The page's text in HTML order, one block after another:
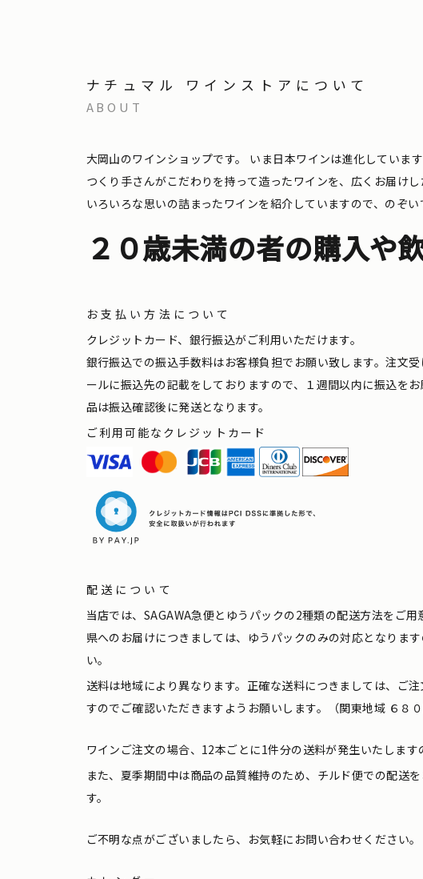
ナチュマル ワインストアについて
ABOUT
大岡山のワインショップです。
いま日本ワインは進化していま
つくり手さんがこだわりを持って造ったワインを、広くお届け
いろいろな思いの詰まったワインを紹介していますので、のぞい
２０歳未満の者の購入や
お支払い方法について
クレジットカード、銀行振込がご利用いただけます。
銀行振込での振込手数料はお客様負担でお願い致します。注文
ールに振込先の記載をしておりますので、１週間以内に振込を
品は振込確認後に発送となります。
ご利用可能なクレジットカード
配送について
当店では、SAGAWA急便とゆうパックの2種類の配送方法をご
県へのお届けにつきましては、ゆうパックのみの対応となりま
い。
送料は地域により異なります。正確な送料につきましては、ご
すのでご確認いただきますようお願いします。（関東地域 ６８０
ワインご注文の場合、12本ごとに1件分の送料が発生いたします
また、夏季期間中は商品の品質維持のため、チルド便での配送
す。
ご不明な点がございましたら、お気軽にお問い合わせください。